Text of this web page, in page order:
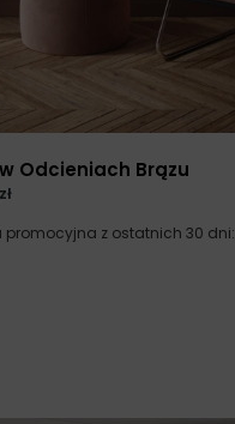
Odcieniach Brązu
zł
promocyjna z ostatnich 30 dni: